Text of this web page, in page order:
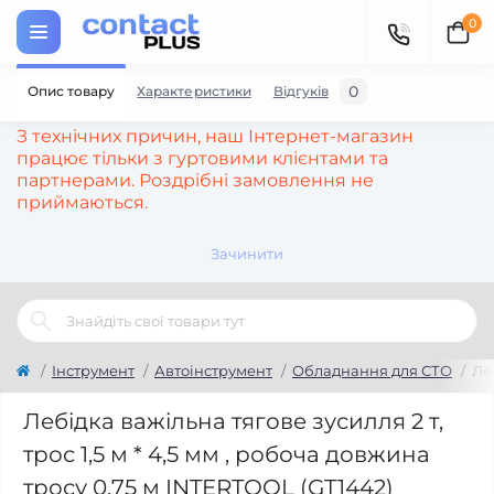
З технічних причин, наш Інтернет-магазин
працює тільки з гуртовими клієнтами та
партнерами. Роздрібні замовлення не
приймаються.
Зачинити
0
Інструмент Автоінструмент Обладнання для СТО
Лебідка важільна тягове зусилля 2 т,
трос 1,5 м * 4,5 мм , робоча довжина
тросу 0,75 м INTERTOOL (GT1442)
Опис товару Характеристики Відгуків 0